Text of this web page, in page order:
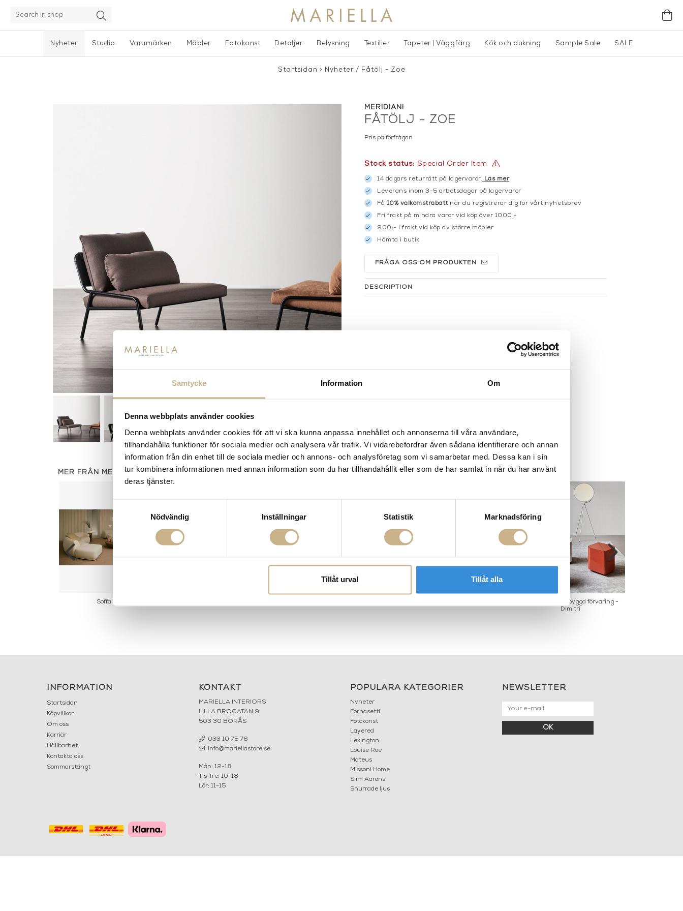
Samtycke Information Om
Denna webbplats använder cookies
Denna webbplats använder cookies för att vi ska kunna anpassa innehållet och annonserna till våra användare,
tillhandahålla funktioner för sociala medier och analysera vår trafik. Vi vidarebefordrar även sådana identifierare och annan
information från din enhet till de sociala medier och annons- och analysföretag som vi samarbetar med. Dessa kan i sin
tur kombinera informationen med annan information som du har tillhandahållit eller som de har samlat in när du har använt
deras tjänster.
Nödvändig
Inställningar Statistik Marknadsföring
Tillåt urval Tillåt alla
Nyheter Studio Varumärken Möbler Fotokonst Detaljer Belysning Textilier Tapeter | Väggfärg Kök och dukning Sample Sale SALE
Startsidan > Nyheter/ Fåtölj - Zoe
MERIDIANI
FÅTÖLJ - ZOE
Pris på förfrågan
Stock status: Special Order Item
14 dagars returrätt på lagervaror. Läs mer
Leverans inom 3-5 arbetsdagar på lagervaror
Få 10% välkomstrabattnär du registrerar dig för vårt nyhetsbrev
Fri frakt på mindra varor vid köp över 1000:-
900:- i frakt vid köp av större möbler
Hämta i butik
FRÅGA OSS OM PRODUKTEN
DESCRIPTION
MER FRÅN MERIDIANI
Soffa - René
Sidobord med inbyggd förvaring -
Dimitri
INFORMATION
Startsidan
Köpvillkor
Om oss
Karriär
Hållbarhet
Kontakta oss
Sommarstängt
KONTAKT
MARIELLA INTERIORS
LILLA BROGATAN 9
503 30 BORÅS
033 10 75 76
info@mariellastore.se
Mån: 12-18
Tis-fre: 10-18
Lör: 11-15
POPULÄRA KATEGORIER
Nyheter
Fornasetti
Fotokonst
Layered
Lexington
Louise Roe
Mateus
Missoni Home
Slim Aarons
Snurrade ljus
NEWSLETTER
OK